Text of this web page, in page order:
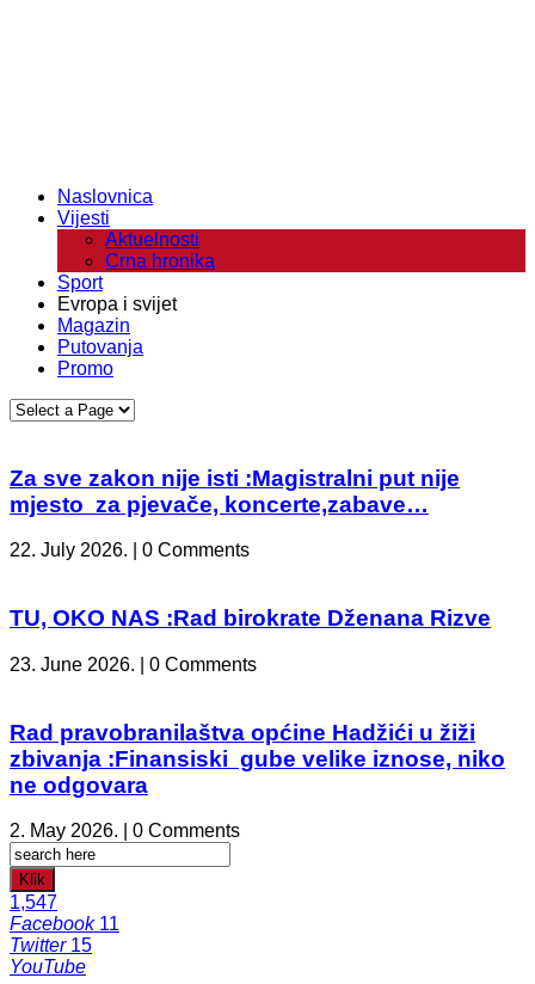
Naslovnica
Vijesti
Aktuelnosti
Crna hronika
Sport
Evropa i svijet
Magazin
Putovanja
Promo
Za sve zakon nije isti :Magistralni put nije
mjesto za pjevače, koncerte,zabave…
22. July 2026. | 0 Comments
TU, OKO NAS :Rad birokrate Dženana Rizve
23. June 2026. | 0 Comments
Rad pravobranilaštva općine Hadžići u žiži
zbivanja :Finansiski gube velike iznose, niko
ne odgovara
2. May 2026. | 0 Comments
Klik
1,547
Facebook 11
Twitter 15
YouTube